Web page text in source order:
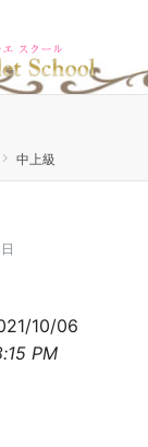
中上級
10/06
PM